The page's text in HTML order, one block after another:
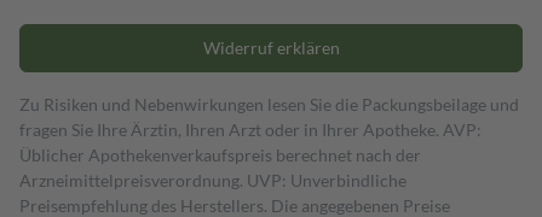
Widerruf erklären
Zu Risiken und Nebenwirkungen lesen Sie die Packungsbeilage und
fragen Sie Ihre Ärztin, Ihren Arzt oder in Ihrer Apotheke. AVP:
Üblicher Apothekenverkaufspreis berechnet nach der
Arzneimittelpreisverordnung. UVP: Unverbindliche
Preisempfehlung des Herstellers. Die angegebenen Preise